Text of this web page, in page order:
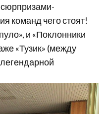
команд чего стоят!
и «Поклонники
«Тузик» (между